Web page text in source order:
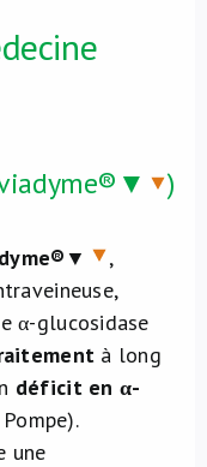
)
▼
,
α-glucosidase
à long
déficit en α-
une